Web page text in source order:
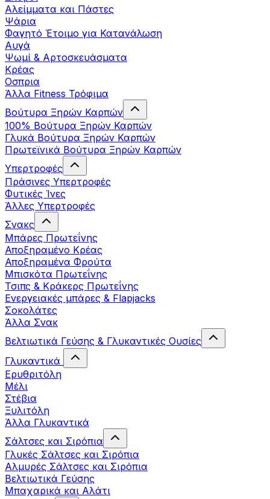
Αλείμματα και Πάστες
Ψάρια
Φαγητό Έτοιμο για Κατανάλωση
Αυγά
Ψωμί & Αρτοσκευάσματα
Κρέας
Οσπρια
Άλλα Fitness Τρόφιμα
Βούτυρα Ξηρών Καρπών
100% Βούτυρα Ξηρών Καρπών
Γλυκά Βούτυρα Ξηρών Καρπών
Πρωτεϊνικά Βούτυρα Ξηρών Καρπών
Υπερτροφές
Πράσινες Υπερτροφές
Φυτικές Ίνες
Άλλες Υπερτροφές
Σνακς
Μπάρες Πρωτεΐνης
Αποξηραμένο Κρέας
Αποξηραμένα Φρούτα
Μπισκότα Πρωτεΐνης
Τσιπς & Kράκερς Πρωτεΐνης
Ενεργειακές μπάρες & Flapjacks
Σοκολάτες
Άλλα Σνακ
Βελτιωτικά Γεύσης & Γλυκαντικές Ουσίες
Γλυκαντικά
Ερυθριτόλη
Μέλι
Στέβια
Ξυλιτόλη
Άλλα Γλυκαντικά
Σάλτσες και Σιρόπια
Γλυκές Σάλτσες και Σιρόπια
Αλμυρές Σάλτσες και Σιρόπια
Bελτιωτικά Γεύσης
Μπαχαρικά και Αλάτι